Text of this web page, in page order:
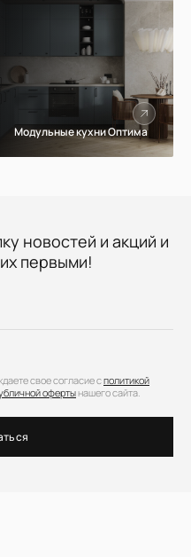
Модульные кухни Оптима
новостей и акций и
первыми!
свое согласие сполитикой
офертынашего сайта.